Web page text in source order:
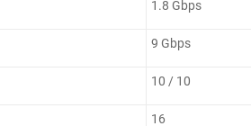
1.8 Gbps
9 Gbps
10 / 10
16